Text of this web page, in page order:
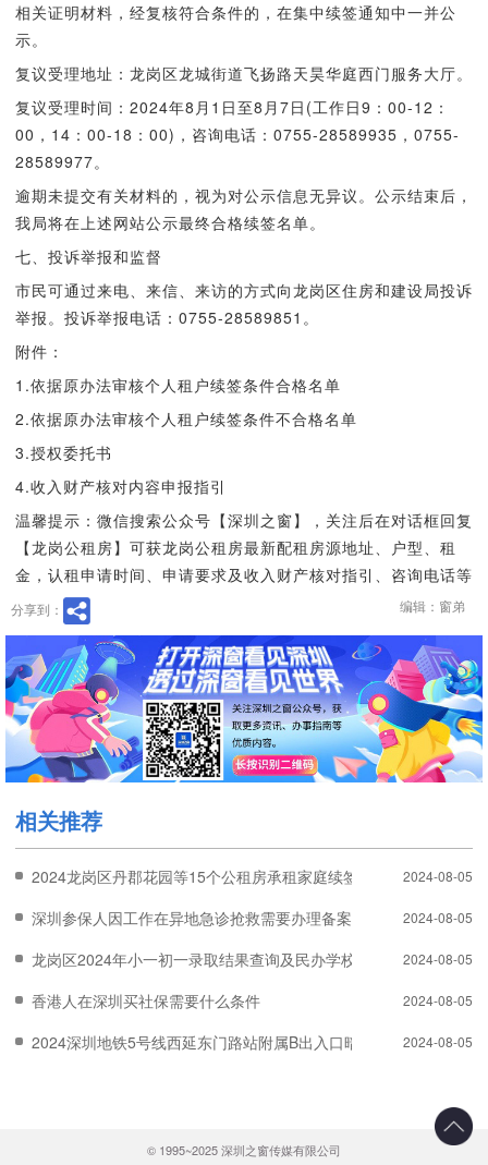
相关证明材料，经复核符合条件的，在集中续签通知中一并公
示。
复议受理地址：龙岗区龙城街道飞扬路天昊华庭西门服务大厅。
复议受理时间：2024年8月1日至8月7日(工作日9：00-12：
00，14：00-18：00)，咨询电话：0755-28589935，0755-
28589977。
逾期未提交有关材料的，视为对公示信息无异议。公示结束后，
我局将在上述网站公示最终合格续签名单。
七、投诉举报和监督
市民可通过来电、来信、来访的方式向龙岗区住房和建设局投诉
举报。投诉举报电话：0755-28589851。
附件：
1.依据原办法审核个人租户续签条件合格名单
2.依据原办法审核个人租户续签条件不合格名单
3.授权委托书
4.收入财产核对内容申报指引
温馨提示：微信搜索公众号【深圳之窗】，关注后在对话框回复
【龙岗公租房】可获龙岗公租房最新配租房源地址、户型、租
金，认租申请时间、申请要求及收入财产核对指引、咨询电话等
分享到： 编辑：窗弟
相关推荐
2024龙岗区丹郡花园等15个公租房承租家庭续签资格审核结果
2024-08-05
深圳参保人因工作在异地急诊抢救需要办理备案吗 2024-08-05
龙岗区2024年小一初一录取结果查询及民办学校补录温馨提示
2024-08-05
香港人在深圳买社保需要什么条件 2024-08-05
2024深圳地铁5号线西延东门路站附属B出入口暗挖通道贯通2024-08-05
© 1995~2025 深圳之窗传媒有限公司